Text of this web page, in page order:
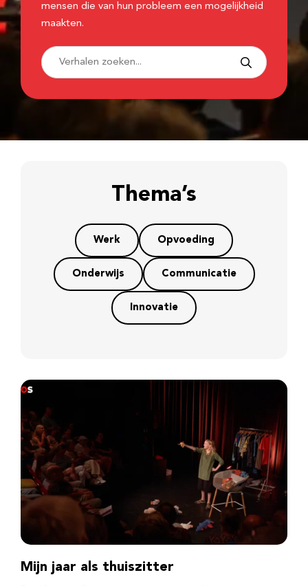
mensen die van hun probleem een mogelijkheid
maakten.
Thema’s
Werk Opvoeding
Onderwijs Communicatie
Innovatie
Mijn jaar als thuiszitter